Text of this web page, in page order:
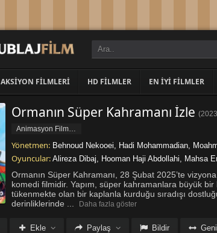
AKSIYON FILMLERI HD FILMLER EN İYI FILMLER
Ormanın Süper Kahramanı İzle (2023
Animasyon Filmleri
Yönetmen: Behnoud Nekooei, Hadi Mohammadian,
Oyuncular: Alireza Dibaj, Hooman Haji Abdollahi, Mahsa
Ormanın Süper Kahramanı, 28 Şubat 2025’te
komedi filmidir. Yapım, süper kahramanlara büyük
tükenmekte olan bir kaplanla kurduğu sıradışı
derinliklerinde
Daha fazla göster
Ekle Paylaş Bildir